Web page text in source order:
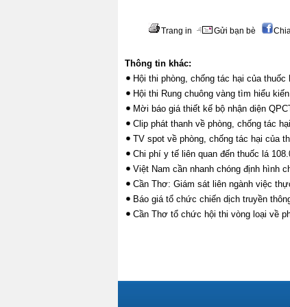
Trang in Gửi bạn bè
Thông tin khác:
Hội thi phòng, chống tác hại của
Hội thi Rung chuông vàng tìm hiểu
Mời báo giá thiết kế bộ nhận diện
Clip phát thanh về phòng, chống tác
TV spot về phòng, chống tác hại của
Chi phí y tế liên quan đến thuốc lá
Việt Nam cần nhanh chóng định hình
Cần Thơ: Giám sát liên ngành việc
Báo giá tổ chức chiến dịch truyền
Cần Thơ tổ chức hội thi vòng loại về